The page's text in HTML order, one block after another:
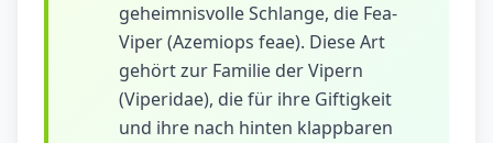
geheimnisvolle Schlange, die Fea-
Viper (Azemiops feae). Diese Art
gehört zur Familie der Vipern
(Viperidae), die für ihre Giftigkeit
und ihre nach hinten klappbaren